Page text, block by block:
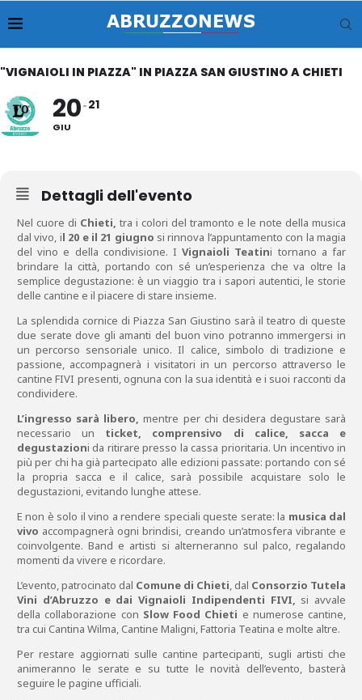
"VIGNAIOLI IN PIAZZA" IN PIAZZA SAN GIUSTINO A CHIETI
20
GIU
21
Dettagli dell'evento
Nel cuore di Chieti, tra i colori del tramonto e le note della musica
dal vivo, il 20 e il 21 giugno si rinnova l’appuntamento con la magia
del vino e della condivisione. IVignaioli Teatini tornano a far
brindare la città, portando con sé un’esperienza che va oltre la
semplice degustazione: è un viaggio tra i sapori autentici, le storie
delle cantine e il piacere di stare insieme.
La splendida cornice di Piazza San Giustino sarà il teatro di queste
due serate dove gli amanti del buon vino potranno immergersi in
un percorso sensoriale unico. Il calice, simbolo di tradizione e
passione, accompagnerà i visitatori in un percorso attraverso le
cantine FIVI presenti, ognuna con la sua identità e i suoi racconti da
condividere.
L’ingresso sarà libero, mentre per chi desidera degustare sarà
necessario un ticket, comprensivo di calice, sacca e
degustazioni da ritirare presso la cassa prioritaria. Un incentivo in
più per chi ha già partecipato alle edizioni passate: portando con sé
la propria sacca e il calice, sarà possibile acquistare solo le
degustazioni, evitando lunghe attese.
E non è solo il vino a rendere speciali queste serate: la musica dal
vivo accompagnerà ogni brindisi, creando un’atmosfera vibrante e
coinvolgente. Band e artisti si alterneranno sul palco, regalando
momenti da vivere e ricordare.
L’evento, patrocinato dal Comune di Chieti, dal Consorzio Tutela
Vini d’Abruzzo e dai Vignaioli Indipendenti FIVI, si avvale
della collaborazione con Slow Food Chieti e numerose cantine,
tra cui Cantina Wilma, Cantine Maligni, Fattoria Teatina e molte altre.
Per restare aggiornati sulle cantine partecipanti, sugli artisti che
animeranno le serate e su tutte le novità dell’evento, basterà
seguire le pagine ufficiali.